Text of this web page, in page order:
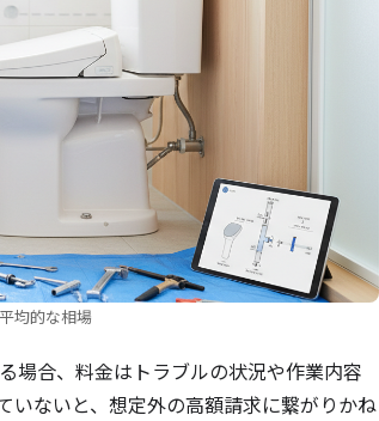
均的な相場
場合、料金はトラブルの状況や作業内容
いないと、想定外の高額請求に繋がりかね